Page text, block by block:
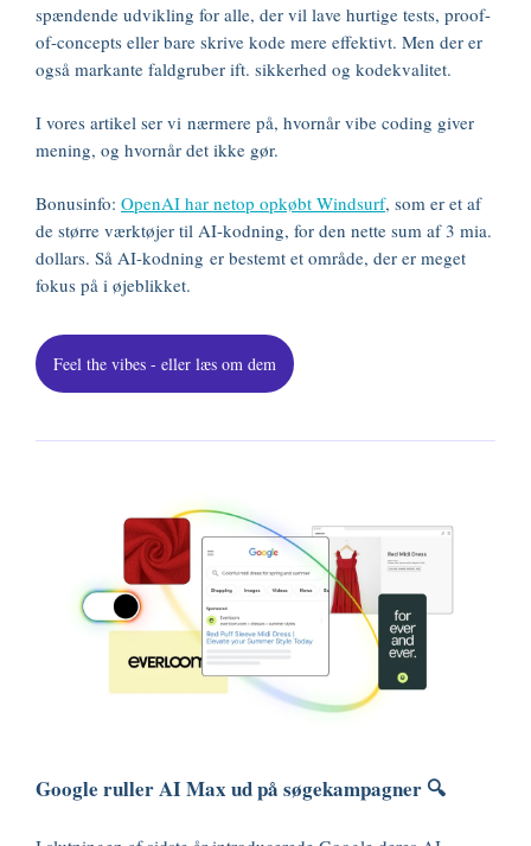
spændende udvikling for alle, der vil lave hurtige tests, proof-
of-concepts eller bare skrive kode mere effektivt. Men der er
også markante faldgruber ift. sikkerhed og kodekvalitet.
I vores artikel ser vi nærmere på, hvornår vibe coding giver
mening, og hvornår det ikke gør.
Bonusinfo: OpenAI har netop opkøbt Windsurf, som er et af
de større værktøjer til AI-kodning, for den nette sum af 3 mia.
dollars. Så AI-kodning er bestemt et område, der er meget
fokus på i øjeblikket.
Feel the vibes - eller læs om dem
Google ruller AI Max ud på søgekampagner 🔍